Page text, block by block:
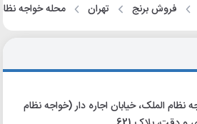
فروش برنج تهران محله خواجه
محله خواجه نظام الملک، خیابان اجاره دار (خواجه نظام